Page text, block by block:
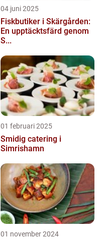
04 juni 2025
Fiskbutiker i Skärgården:
En upptäcktsfärd genom
S...
01 februari 2025
Smidig catering i
Simrishamn
01 november 2024